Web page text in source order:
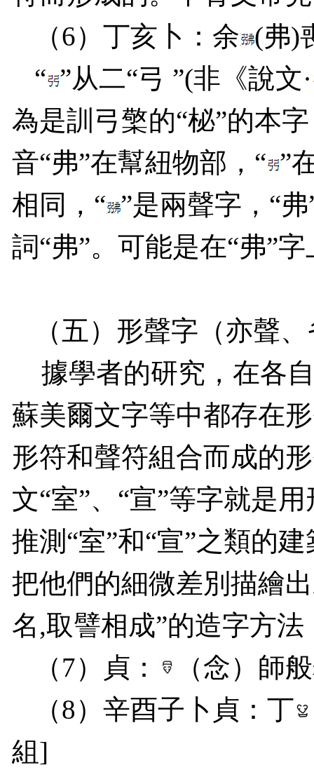
（6）丁亥卜：余 (弗)
“ ”从二“弓 ”(非《說文·
為是訓弓檠的“柲”的本
音“弗”在幫紐物部，“ ”
相同，“ ”是兩聲字，“弗
詞“弗”。可能是在“弗”
（五）形聲字（亦聲
據學者的研究，在各
蘇美爾文字等中都存在
形符和聲符組合而成的
文“室”、“宣”等字就是
推測“室”和“宣”之類的
把他們的細微差別描繪
名,取譬相成”的造字方
（7）貞：
（念）師
（8）辛酉子卜貞：丁
組]